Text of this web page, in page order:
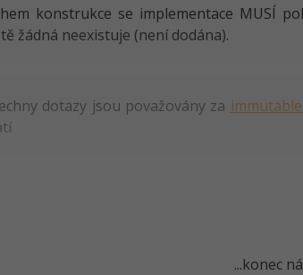
konstrukce se implementace MUSÍ
žádná neexistuje (není dodána).
dotazy jsou považovány za
...konec